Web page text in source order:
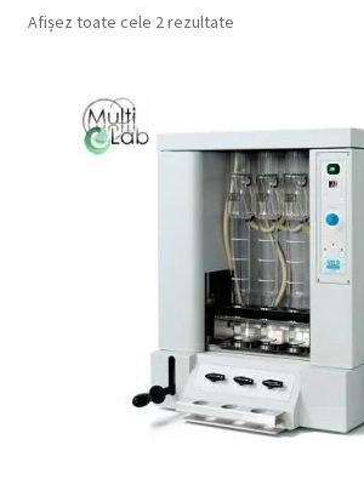
Prelucrarea datelor cu caracter personal
Afișez toate cele 2 rezultate